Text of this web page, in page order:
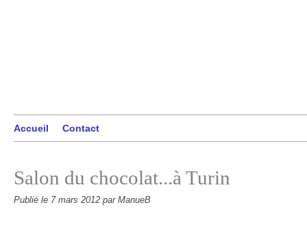
Accueil Contact
Salon du chocolat...à Turin
Publié le 7 mars 2012 par ManueB